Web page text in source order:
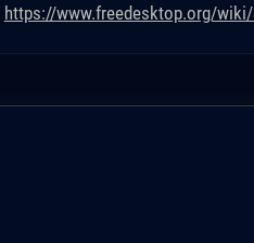
https://www.freedesktop.org/